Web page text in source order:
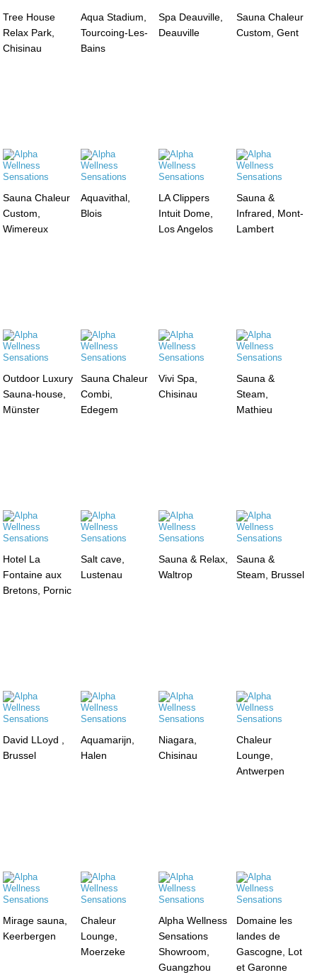
Tree House
Relax Park,
Chisinau
Aqua Stadium,
Tourcoing-Les-
Bains
Spa Deauville,
Deauville
Sauna Chaleur
Custom, Gent
Sauna Chaleur
Custom,
Wimereux
Aquavithal,
Blois
LA Clippers
Intuit Dome,
Los Angelos
Sauna &
Infrared, Mont-
Lambert
Outdoor Luxury
Sauna-house,
Münster
Sauna Chaleur
Combi,
Edegem
Vivi Spa,
Chisinau
Sauna &
Steam,
Mathieu
Hotel La
Fontaine aux
Bretons, Pornic
Salt cave,
Lustenau
Sauna & Relax,
Waltrop
Sauna &
Steam, Brussel
David LLoyd ,
Brussel
Aquamarijn,
Halen
Niagara,
Chisinau
Chaleur
Lounge,
Antwerpen
Mirage sauna,
Keerbergen
Chaleur
Lounge,
Moerzeke
Alpha Wellness
Sensations
Showroom,
Guangzhou
Domaine les
landes de
Gascogne, Lot
et Garonne